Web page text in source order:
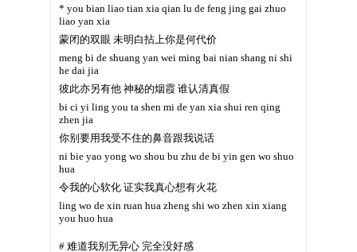
* you bian liao tian xia qian lu de feng jing gai zhuo
liao yan xia
蒙闭的双眼 未明白拈上你是何代价
meng bi de shuang yan wei ming bai nian shang ni shi
he dai jia
彼此亦另有他 神秘的烟霞 谁认清真假
bi ci yi ling you ta shen mi de yan xia shui ren qing
zhen jia
你别要用我受不住的鼻音跟我说话
ni bie yao yong wo shou bu zhu de bi yin gen wo shuo
hua
令我的心软化 证实我真心想有火花
ling wo de xin ruan hua zheng shi wo zhen xin xiang
you huo hua
# 难道我别无异心 完全没好感